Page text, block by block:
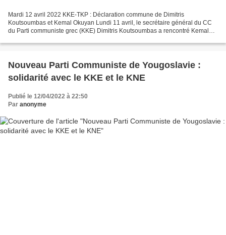
Mardi 12 avril 2022 KKE-TKP : Déclaration commune de Dimitris
Koutsoumbas et Kemal Okuyan Lundi 11 avril, le secrétaire général du CC
du Parti communiste grec (KKE) Dimitris Koutsoumbas a rencontré Kemal
Nouveau Parti Communiste de Yougoslavie :
solidarité avec le KKE et le KNE
Publié le 12/04/2022 à 22:50
Par anonyme